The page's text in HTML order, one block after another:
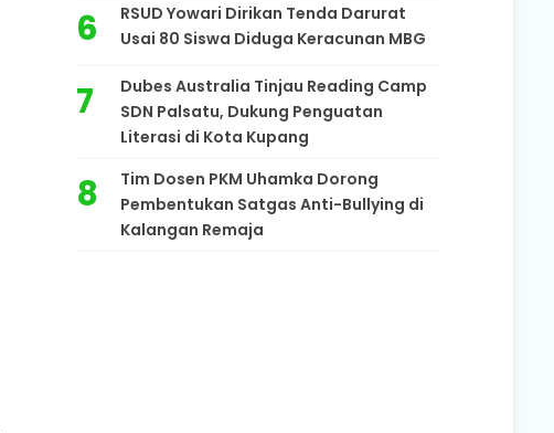
RSUD Yowari Dirikan Tenda Darurat
Usai 80 Siswa Diduga Keracunan MBG
Dubes Australia Tinjau Reading Camp
SDN Palsatu, Dukung Penguatan
Literasi di Kota Kupang
Tim Dosen PKM Uhamka Dorong
Pembentukan Satgas Anti-Bullying di
Kalangan Remaja